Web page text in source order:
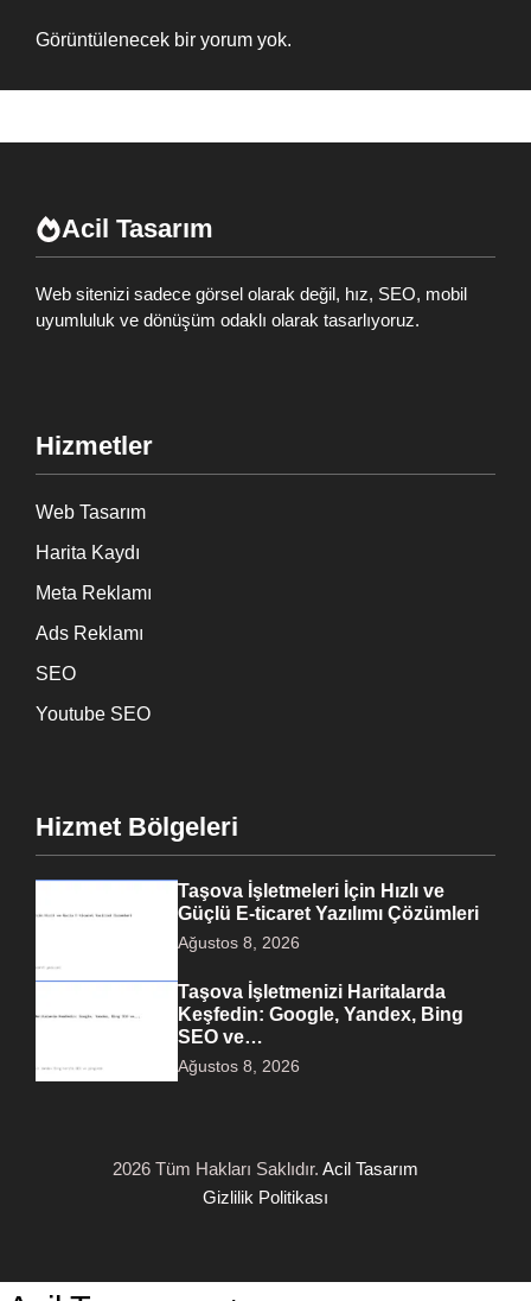
Görüntülenecek bir yorum yok.
Acil Tasarım
Web sitenizi sadece görsel olarak değil, hız, SEO, mobil
uyumluluk ve dönüşüm odaklı olarak tasarlıyoruz.
Hizmetler
Web Tasarım
Harita Kaydı
Meta Reklamı
Ads Reklamı
SEO
Youtube SEO
Hizmet Bölgeleri
Taşova İşletmeleri İçin Hızlı ve
Güçlü E-ticaret Yazılımı Çözümleri
Ağustos 8, 2026
Taşova İşletmenizi Haritalarda
Keşfedin: Google, Yandex, Bing
SEO ve…
Ağustos 8, 2026
2026 Tüm Hakları Saklıdır. Acil Tasarım
Gizlilik Politikası